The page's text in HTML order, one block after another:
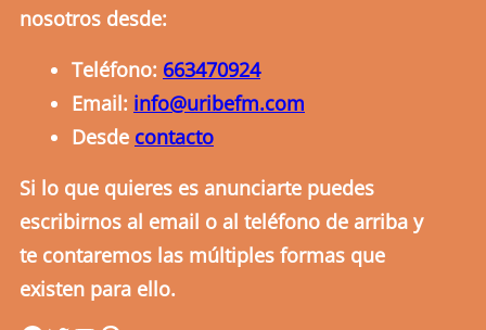
nosotros desde:
Teléfono: 663470924
Email: info@uribefm.com
Desde contacto
Si lo que quieres es anunciarte puedes
escribirnos al email o al teléfono de arriba y
te contaremos las múltiples formas que
existen para ello.